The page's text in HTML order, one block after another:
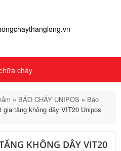
cháy
» BÁO CHÁY UNIPOS » Báo
gia tăng không dây VIT20 Unipos
KHÔNG DÂY VIT20